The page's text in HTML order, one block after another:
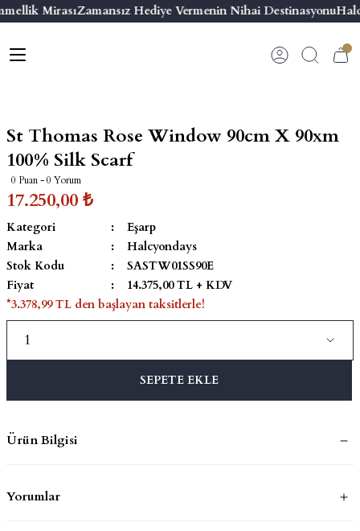
MirasıZamansız Hediye Vermenin Nihai Destinasyonu
Geri Dön
Geri Dön
ve Aksesuarlar
Mum
Geri Dön
Geri Dön
Seriler
Elephant
St Thomas Rose Window 90cm X 90xm
100% Silk Scarf
0 Puan - 0 Yorum
17.250,00 ₺
Kategori
Eşarp
Marka
Halcyondays
Stok Kodu
SASTW01SS90E
Fiyat
14.375,00 TL + KDV
*3.378,99 TL den başlayan taksitlerle!
SEPETE EKLE
Ürün Bilgisi
Yorumlar